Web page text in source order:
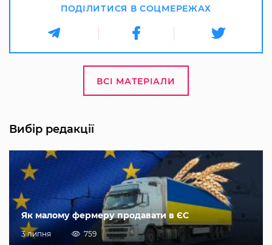
ПОДІЛИТИСЯ В СОЦМЕРЕЖАХ
ВСІ МАТЕРІАЛИ
Вибір редакції
Як малому фермеру продавати в ЄС
3 липня 759